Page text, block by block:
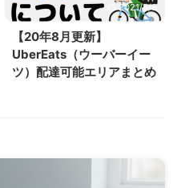
2021/5/6
【20年8月更新】
UberEats（ウーバーイー
ツ）配達可能エリアまとめ